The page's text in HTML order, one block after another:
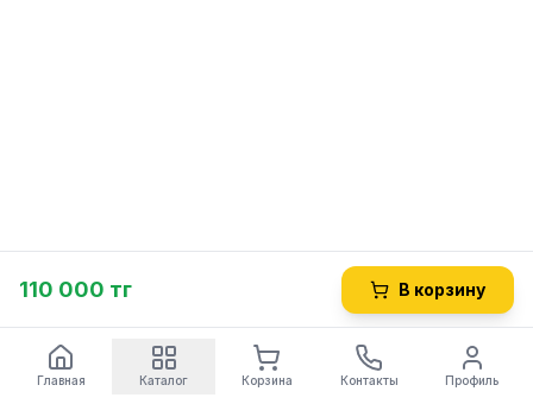
110 000 тг В корзину
Главная Каталог Корзина Контакты Профиль